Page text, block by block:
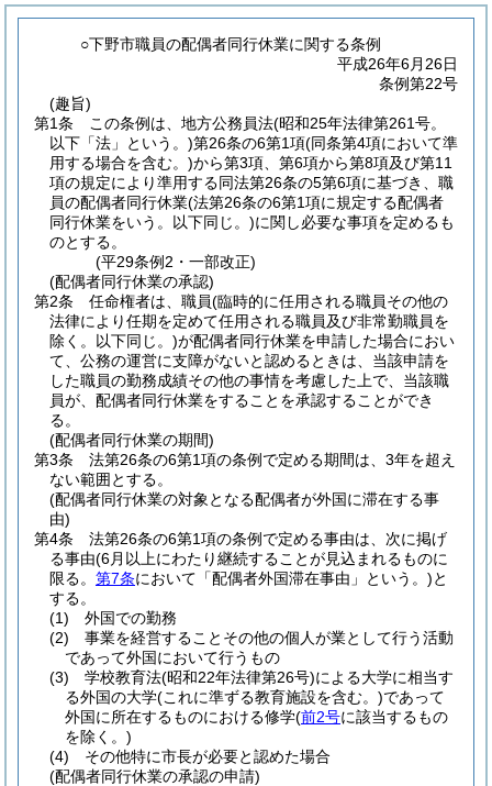
○下野市職員の配偶者同行休業に関する条例
平成26年6月26日
条例第22号
(趣旨)
第1条
この条例は、地方公務員法(昭和25年法律第261号。
以下「法」という。)第26条の6第1項(同条第4項において準
用する場合を含む。)から第3項、第6項から第8項及び第11
項の規定により準用する同法第26条の5第6項に基づき、職
員の配偶者同行休業(法第26条の6第1項に規定する配偶者
同行休業をいう。以下同じ。)に関し必要な事項を定めるも
のとする。
(平29条例2・一部改正)
(配偶者同行休業の承認)
第2条
任命権者は、職員(臨時的に任用される職員その他の
法律により任期を定めて任用される職員及び非常勤職員を
除く。以下同じ。)が配偶者同行休業を申請した場合におい
て、公務の運営に支障がないと認めるときは、当該申請を
した職員の勤務成績その他の事情を考慮した上で、当該職
員が、配偶者同行休業をすることを承認することができ
る。
(配偶者同行休業の期間)
第3条
法第26条の6第1項の条例で定める期間は、3年を超え
ない範囲とする。
(配偶者同行休業の対象となる配偶者が外国に滞在する事
由)
第4条
法第26条の6第1項の条例で定める事由は、次に掲げ
る事由(6月以上にわたり継続することが見込まれるものに
限る。 第7条において「配偶者外国滞在事由」という。)と
する。
(1)
外国での勤務
(2)
事業を経営することその他の個人が業として行う活動
であって外国において行うもの
(3)
学校教育法(昭和22年法律第26号)による大学に相当す
る外国の大学(これに準ずる教育施設を含む。)であって
外国に所在するものにおける修学(前2号に該当するもの
を除く。)
(4)
その他特に市長が必要と認めた場合
(配偶者同行休業の承認の申請)